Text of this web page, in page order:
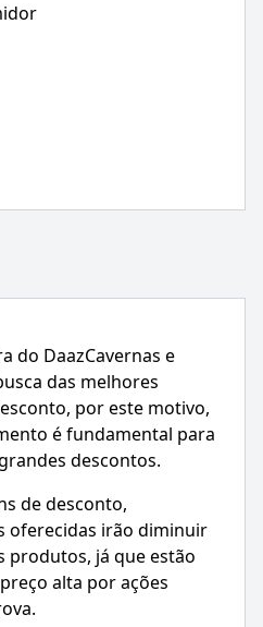
do DaazCavernas e
das melhores
por este motivo,
é fundamental para
descontos.
de desconto,
oferecidas irão diminuir
produtos, já que estão
alta por ações